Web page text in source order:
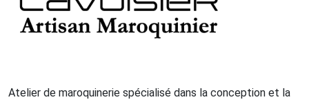
Atelier de maroquinerie spécialisé dans la conception et la